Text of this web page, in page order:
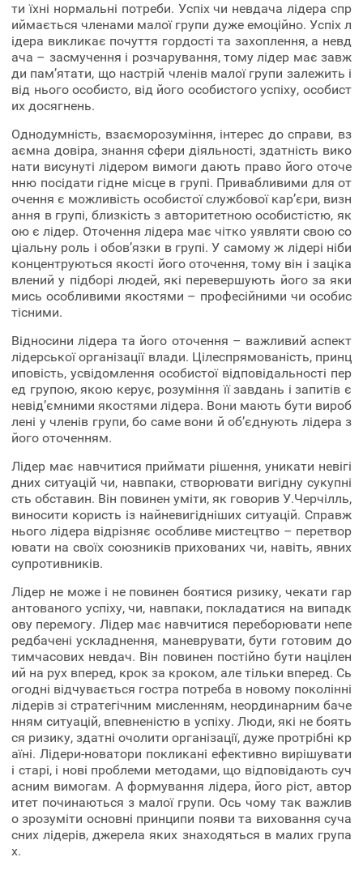
ти їхні нормальні потреби. Успіх чи невдача лідера спр
иймається членами малої групи дуже емоційно. Успіх л
ідера викликає почуття гордості та захоплення, а невд
ача – засмучення і розчарування, тому лідер має завж
ди пам’ятати, що настрій членів малої групи залежить і
від нього особисто, від його особистого успіху, особист
их досягнень.
Однодумність, взаєморозуміння, інтерес до справи, вз
аємна довіра, знання сфери діяльності, здатність вико
нати висунуті лідером вимоги дають право його оточе
нню посідати гідне місце в групі. Привабливими для от
очення є можливість особистої службової кар’єри, визн
ання в групі, близкість з авторитетною особистістю, як
ою є лідер. Оточення лідера має чітко уявляти свою со
ціальну роль і обов’язки в групі. У самому ж лідері ніби
концентруються якості його оточення, тому він і заціка
влений у підборі людей, які перевершують його за яки
мись особливими якостями – професійними чи особис
тісними.
Відносини лідера та його оточення – важливий аспект
лідерської організації влади. Цілеспрямованість, принц
иповість, усвідомлення особистої відповідальності пер
ед групою, якою керує, розуміння її завдань і запитів є
невід’ємними якостями лідера. Вони мають бути вироб
лені у членів групи, бо саме вони й об’єднують лідера з
його оточенням.
Лідер має навчитися приймати рішення, уникати невігі
дних ситуацій чи, навпаки, створювати вигідну сукупні
сть обставин. Він повинен уміти, як говорив У.Черчілль,
виносити користь із найневигідніших ситуацій. Справж
нього лідера відрізняє особливе мистецтво – перетвор
ювати на своїх союзників прихованих чи, навіть, явних
супротивників.
Лідер не може і не повинен боятися ризику, чекати гар
антованого успіху, чи, навпаки, покладатися на випадк
ову перемогу. Лідер має навчитися переборювати непе
редбачені ускладнення, маневрувати, бути готовим до
тимчасових невдач. Він повинен постійно бути націлен
ий на рух вперед, крок за кроком, але тільки вперед. Сь
огодні відчувається гостра потреба в новому поколінні
лідерів зі стратегічним мисленням, неординарним баче
нням ситуацій, впевненістю в успіху. Люди, які не боять
ся ризику, здатні очолити організації, дуже протрібні кр
аїні. Лідери-новатори покликані ефективно вирішувати
і старі, і нові проблеми методами, що відповідають суч
асним вимогам. А формування лідера, його ріст, автор
итет починаються з малої групи. Ось чому так важлив
о зрозуміти основні принципи появи та виховання суча
сних лідерів, джерела яких знаходяться в малих група
х.